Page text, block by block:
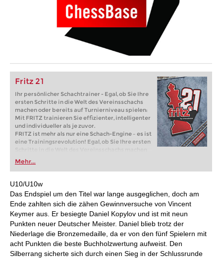
Fritz 21
Ihr persönlicher Schachtrainer - Egal, ob Sie Ihre
ersten Schritte in die Welt des Vereinsschachs
machen oder bereits auf Turnierniveau spielen:
Mit FRITZ trainieren Sie effizienter, intelligenter
und individueller als je zuvor.
FRITZ ist mehr als nur eine Schach-Engine – es ist
eine Trainingsrevolution! Egal, ob Sie Ihre ersten
Schritte in die Welt des Vereinsschachs machen
oder bereits auf Turnierniveau spielen: Mit
FRITZ trainieren Sie effizienter, intelligenter und
individueller als je zuvor.
Mehr...
U10/U10w
Das Endspiel um den Titel war lange ausgeglichen, doch am
Ende zahlten sich die zähen Gewinnversuche von Vincent
Keymer aus. Er besiegte Daniel Kopylov und ist mit neun
Punkten neuer Deutscher Meister. Daniel blieb trotz der
Niederlage die Bronzemedaille, da er von den fünf Spielern mit
acht Punkten die beste Buchholzwertung aufweist. Den
Silberrang sicherte sich durch einen Sieg in der Schlussrunde